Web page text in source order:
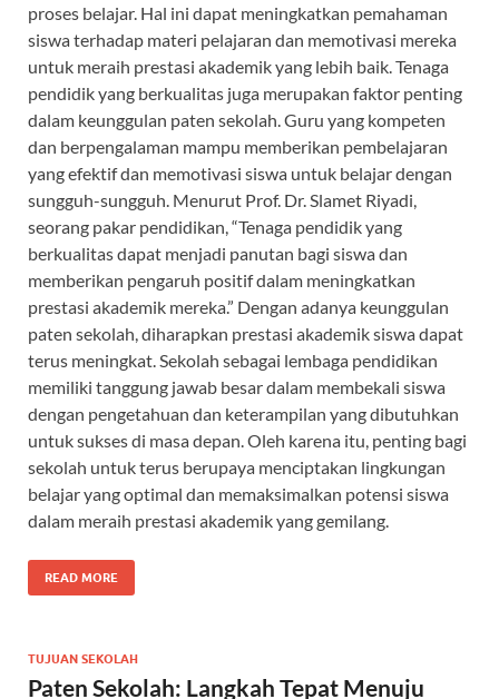
proses belajar. Hal ini dapat meningkatkan pemahaman
siswa terhadap materi pelajaran dan memotivasi mereka
untuk meraih prestasi akademik yang lebih baik. Tenaga
pendidik yang berkualitas juga merupakan faktor penting
dalam keunggulan paten sekolah. Guru yang kompeten
dan berpengalaman mampu memberikan pembelajaran
yang efektif dan memotivasi siswa untuk belajar dengan
sungguh-sungguh. Menurut Prof. Dr. Slamet Riyadi,
seorang pakar pendidikan, “Tenaga pendidik yang
berkualitas dapat menjadi panutan bagi siswa dan
memberikan pengaruh positif dalam meningkatkan
prestasi akademik mereka.” Dengan adanya keunggulan
paten sekolah, diharapkan prestasi akademik siswa dapat
terus meningkat. Sekolah sebagai lembaga pendidikan
memiliki tanggung jawab besar dalam membekali siswa
dengan pengetahuan dan keterampilan yang dibutuhkan
untuk sukses di masa depan. Oleh karena itu, penting bagi
sekolah untuk terus berupaya menciptakan lingkungan
belajar yang optimal dan memaksimalkan potensi siswa
dalam meraih prestasi akademik yang gemilang.
READ MORE
TUJUAN SEKOLAH
Paten Sekolah: Langkah Tepat Menuju